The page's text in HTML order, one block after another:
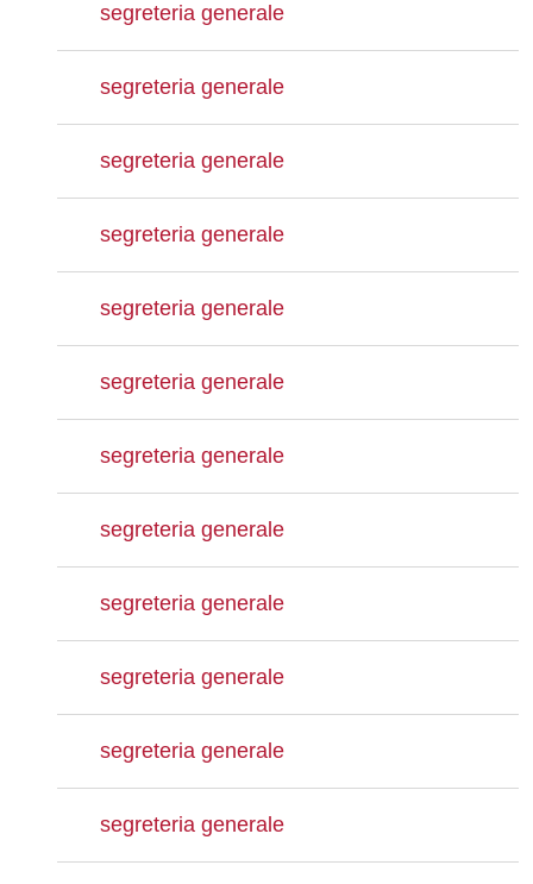
segreteria generale
segreteria generale
segreteria generale
segreteria generale
segreteria generale
segreteria generale
segreteria generale
segreteria generale
segreteria generale
segreteria generale
segreteria generale
segreteria generale